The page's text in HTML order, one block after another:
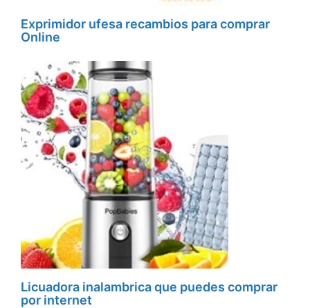
Exprimidor ufesa recambios para comprar
Online
Licuadora inalambrica que puedes comprar
por internet